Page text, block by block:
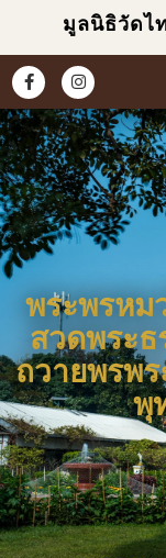
มูลนิธิวัดไ
พระพรหม
สวดพระ
ถวายพรพ
พุ